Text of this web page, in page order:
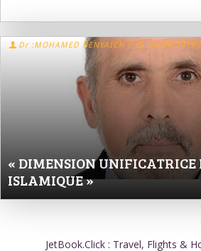
« DIMENSION UNIFICATRICE
ISLAMIQUE »
Dr :MOHAMED BENYAICH / 24/04/2019 /
JetBook.Click : Travel, Flights &